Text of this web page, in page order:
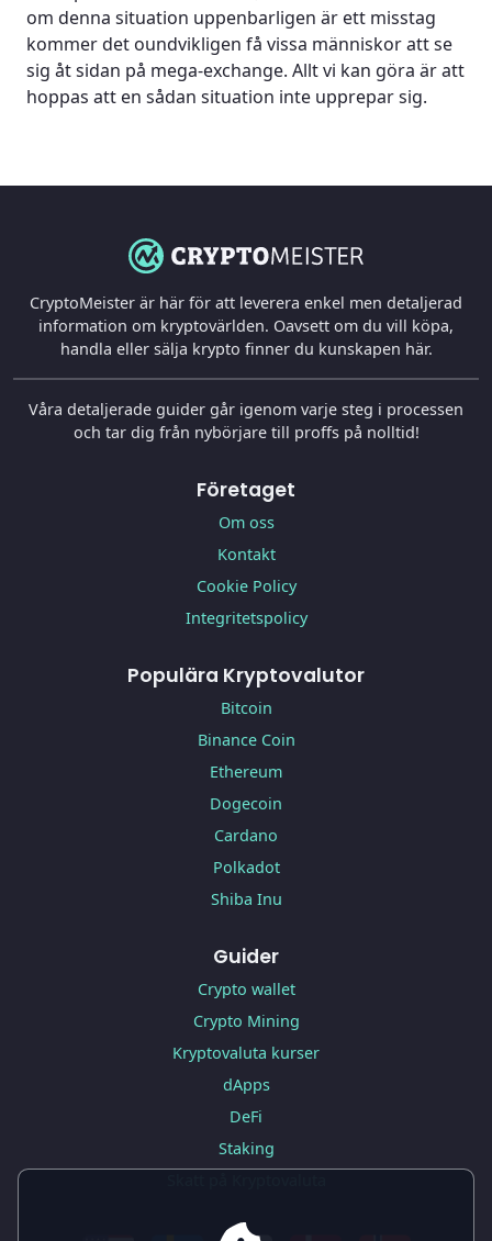
om denna situation uppenbarligen är ett misstag
kommer det oundvikligen få vissa människor att se
sig åt sidan på mega-exchange. Allt vi kan göra är att
hoppas att en sådan situation inte upprepar sig.
CryptoMeister är här för att leverera enkel men detaljerad
information om kryptovärlden. Oavsett om du vill köpa,
handla eller sälja krypto finner du kunskapen här.
Våra detaljerade guider går igenom varje steg i processen
och tar dig från nybörjare till proffs på nolltid!
Företaget
Om oss
Kontakt
Cookie Policy
Integritetspolicy
Populära Kryptovalutor
Bitcoin
Binance Coin
Ethereum
Dogecoin
Cardano
Polkadot
Shiba Inu
Guider
Crypto wallet
Crypto Mining
Kryptovaluta kurser
dApps
DeFi
Staking